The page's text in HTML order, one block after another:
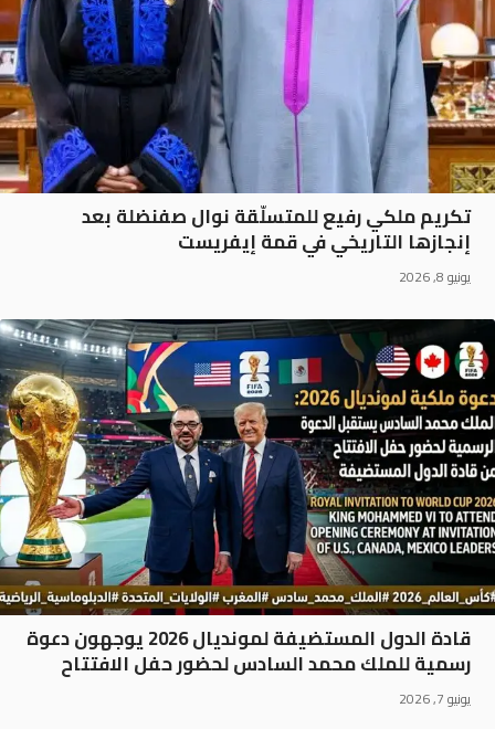
تكريم ملكي رفيع للمتسلّقة نوال صفنضلة بعد
إنجازها التاريخي في قمة إيفريست
يونيو 8, 2026
قادة الدول المستضيفة لمونديال 2026 يوجهون دعوة
رسمية للملك محمد السادس لحضور حفل الافتتاح
يونيو 7, 2026